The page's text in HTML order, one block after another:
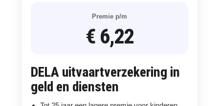
Premie p/m
€ 6,22
DELA uitvaartverzekering in
geld en diensten